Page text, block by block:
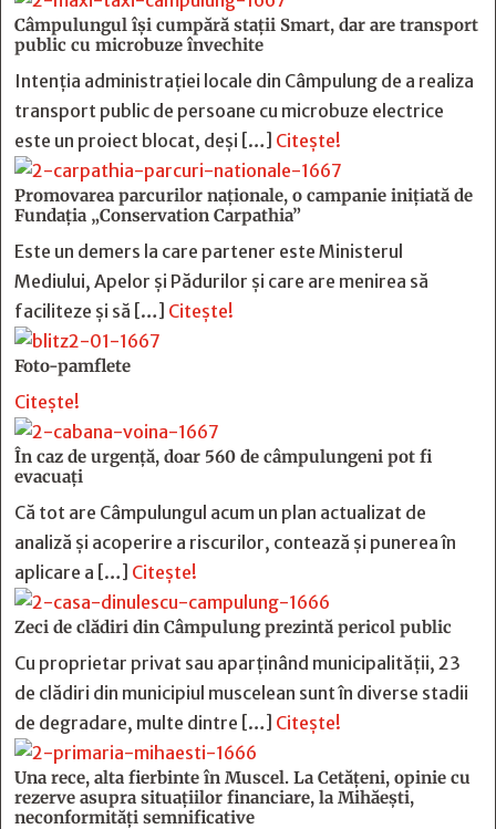
Câmpulungul îşi cumpără staţii Smart, dar are transport
public cu microbuze învechite
Intenția administrației locale din Câmpulung de a realiza
transport public de persoane cu microbuze electrice
este un proiect blocat, deși […] Citește!
Promovarea parcurilor naționale, o campanie inițiată de
Fundația „Conservation Carpathia”
Este un demers la care partener este Ministerul
Mediului, Apelor și Pădurilor și care are menirea să
faciliteze și să […] Citește!
Foto-pamflete
Citește!
În caz de urgență, doar 560 de câmpulungeni pot fi
evacuați
Că tot are Câmpulungul acum un plan actualizat de
analiză și acoperire a riscurilor, contează și punerea în
aplicare a […] Citește!
Zeci de clădiri din Câmpulung prezintă pericol public
Cu proprietar privat sau aparținând municipalității, 23
de clădiri din municipiul muscelean sunt în diverse stadii
de degradare, multe dintre […] Citește!
Una rece, alta fierbinte în Muscel. La Cetăţeni, opinie cu
rezerve asupra situaţiilor financiare, la Mihăeşti,
neconformităţi semnificative